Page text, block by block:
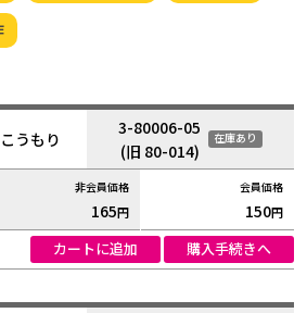
うもり
3-80006-05
(旧 80-014)
在庫あり
165円 150円
カートに追加 購入手続きへ